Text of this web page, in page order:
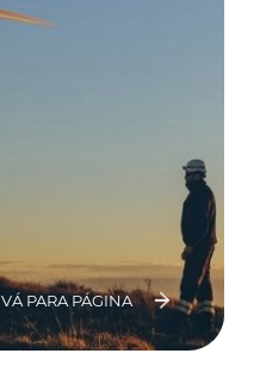
VÁ PARA PÁGINA